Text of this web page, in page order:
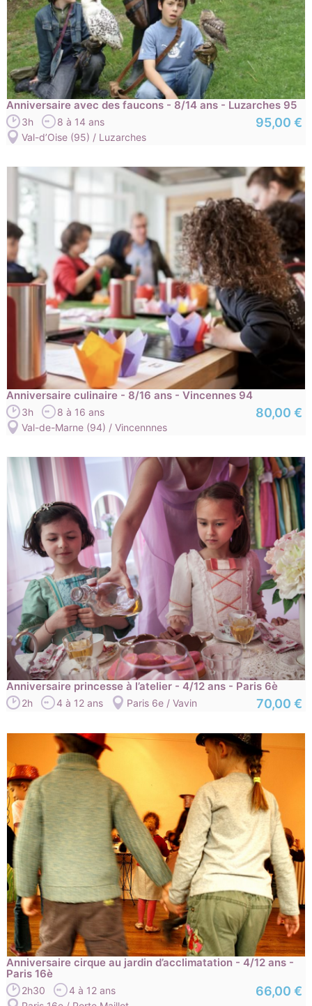
Anniversaire avec des faucons - 8/14 ans - Luzarches 95
3h
8 à 14 ans
Val-d’Oise (95) / Luzarches
95,00 €
Anniversaire culinaire - 8/16 ans - Vincennes 94
3h
8 à 16 ans
Val-de-Marne (94) / Vincennnes
80,00 €
Anniversaire princesse à l’atelier - 4/12 ans - Paris 6è
2h 4 à 12 ans Paris 6e / Vavin 70,00 €
Anniversaire cirque au jardin d’acclimatation - 4/12 ans -
Paris 16è
2h30
4 à 12 ans
66,00 €